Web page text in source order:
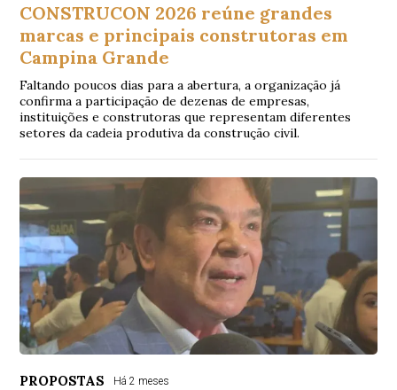
CONSTRUCON 2026 reúne grandes
marcas e principais construtoras em
Campina Grande
Faltando poucos dias para a abertura, a organização já
confirma a participação de dezenas de empresas,
instituições e construtoras que representam diferentes
setores da cadeia produtiva da construção civil.
PROPOSTAS Há 2 meses